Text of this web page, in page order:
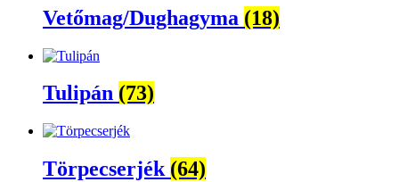
Vetőmag/Dughagyma (18)
Tulipán (73)
Törpecserjék (64)